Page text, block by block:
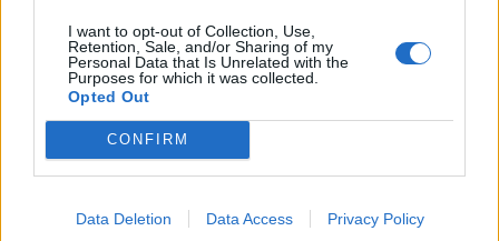
I want to opt-out of Collection, Use,
Retention, Sale, and/or Sharing of my
Personal Data that Is Unrelated with the
Purposes for which it was collected.
Opted Out
CONFIRM
Data Deletion Data Access Privacy Policy
Dobříšsko
s dalšími žánry i rodinným programem